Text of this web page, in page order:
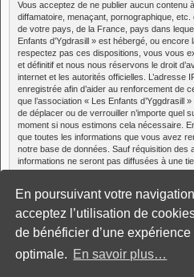
En poursuivant votre
acceptez l’utilisation de
de bénéficier d’une
optimale. En savoir plus…
Vous acceptez de ne publier aucun contenu
diffamatoire, menaçant, pornographique,
de votre pays, de la France, pays dans
Enfants d’Ygdrasill » est hébergé, ou encore
respectez pas ces dispositions, vous vous
et définitif et nous nous réservons le droit
internet et les autorités officielles. L’adresse
enregistrée afin d’aider au renforcement de
que l’association « Les Enfants d’Yggdrasill
de déplacer ou de verrouiller n’importe quel
moment si nous estimons cela nécessaire.
que toutes les informations que vous avez
notre base de données. Sauf réquisition des
informations ne seront pas diffusées à une
Cependant, ni l’association « Les Enfants
tenus comme responsables en cas de
compromettre vos données.
Vers le site Accueil du forum